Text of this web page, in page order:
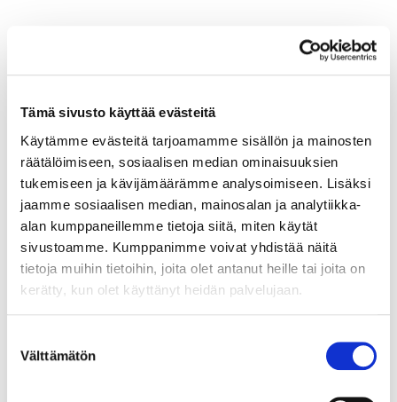
Tämä sivusto käyttää evästeitä
Käytämme evästeitä tarjoamamme sisällön ja mainosten
räätälöimiseen, sosiaalisen median ominaisuuksien
tukemiseen ja kävijämäärämme analysoimiseen. Lisäksi
jaamme sosiaalisen median, mainosalan ja analytiikka-
alan kumppaneillemme tietoja siitä, miten käytät
sivustoamme. Kumppanimme voivat yhdistää näitä
tietoja muihin tietoihin, joita olet antanut heille tai joita on
kerätty, kun olet käyttänyt heidän palvelujaan.
valinta
Välttämätön
OTA YHTEYTTÄ
Saara Piispanen
Viestintäjohtaja
+358 40 680 5841
Tutustu